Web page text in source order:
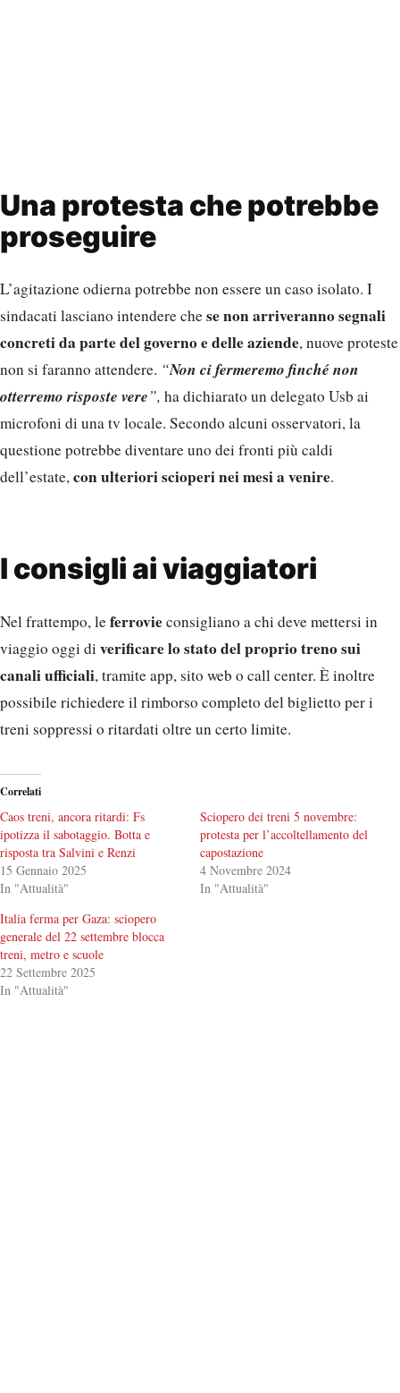
Una protesta che potrebbe
proseguire
L’agitazione odierna potrebbe non essere un caso isolato. I
sindacati lasciano intendere chese non arriveranno segnali
concreti da parte del governo e delle aziende, nuove proteste
non si faranno attendere. “Non ci fermeremo finché non
otterremo risposte vere”, ha dichiarato un delegato Usb ai
microfoni di una tv locale. Secondo alcuni osservatori, la
questione potrebbe diventare uno dei fronti più caldi
dell’estate,con ulteriori scioperi nei mesi a venire.
I consigli ai viaggiatori
Nel frattempo, leferrovieconsigliano a chi deve mettersi in
viaggio oggi di verificare lo stato del proprio treno sui
canali ufficiali, tramite app, sito web o call center. È inoltre
possibile richiedere il rimborso completo del biglietto per i
treni soppressi o ritardati oltre un certo limite.
Correlati
Caos treni, ancora ritardi: Fs
ipotizza il sabotaggio. Botta e
risposta tra Salvini e Renzi
15 Gennaio 2025
In "Attualità"
Sciopero dei treni 5 novembre:
protesta per l’accoltellamento del
capostazione
4 Novembre 2024
In "Attualità"
Italia ferma per Gaza: sciopero
generale del 22 settembre blocca
treni, metro e scuole
22 Settembre 2025
In "Attualità"